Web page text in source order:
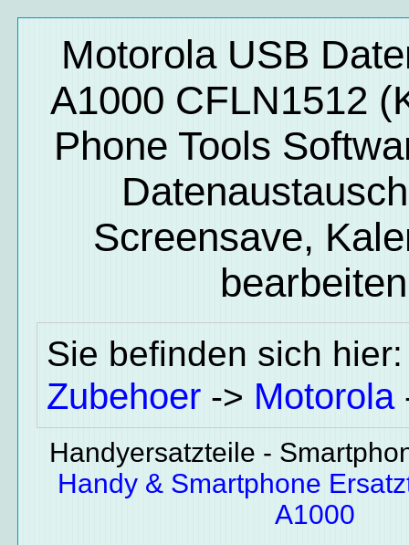
Motorola USB
A1000 CFLN1512
Phone Tools
Screensave,
Sie befinden sich
Zubehoer -> Motorola
Handyersatzteile -
Handy & Smartphone
A1000